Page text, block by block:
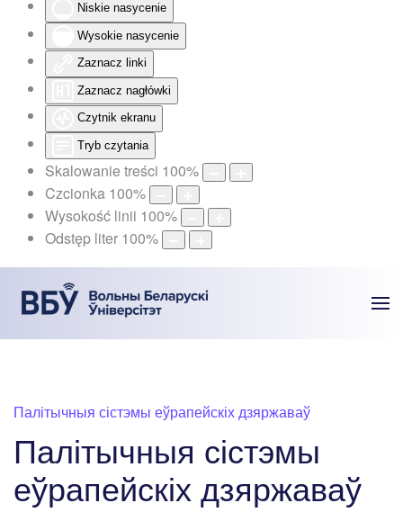
Niskie nasycenie
Wysokie nasycenie
Zaznacz linki
Zaznacz nagłówki
Czytnik ekranu
Tryb czytania
Skalowanie treści 100%
Czcionka 100%
Wysokość linii 100%
Odstęp liter 100%
Палітычныя сістэмы еўрапейскіх дзяржаваў
Палітычныя сістэмы
еўрапейскіх дзяржаваў